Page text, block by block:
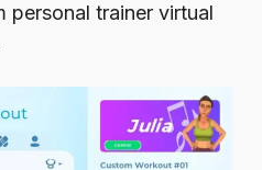
personal trainer virtual